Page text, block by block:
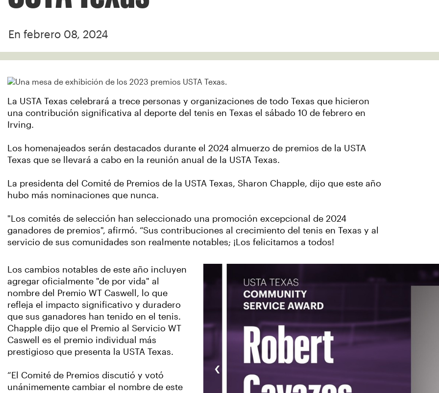
En febrero 08, 2024
La USTA Texas celebrará a trece personas y organizaciones de todo Texas que hicieron
una contribución significativa al deporte del tenis en Texas el sábado 10 de febrero en
Irving.
Los homenajeados serán destacados durante el 2024 almuerzo de premios de la USTA
Texas que se llevará a cabo en la reunión anual de la USTA Texas.
La presidenta del Comité de Premios de la USTA Texas, Sharon Chapple, dijo que este año
hubo más nominaciones que nunca.
"Los comités de selección han seleccionado una promoción excepcional de 2024
ganadores de premios", afirmó. “Sus contribuciones al crecimiento del tenis en Texas y al
servicio de sus comunidades son realmente notables; ¡Los felicitamos a todos!
Los cambios notables de este año incluyen
agregar oficialmente "de por vida" al
nombre del Premio WT Caswell, lo que
refleja el impacto significativo y duradero
que sus ganadores han tenido en el tenis.
Chapple dijo que el Premio al Servicio WT
Caswell es el premio individual más
prestigioso que presenta la USTA Texas.
“El Comité de Premios discutió y votó
unánimemente cambiar el nombre de este
‹